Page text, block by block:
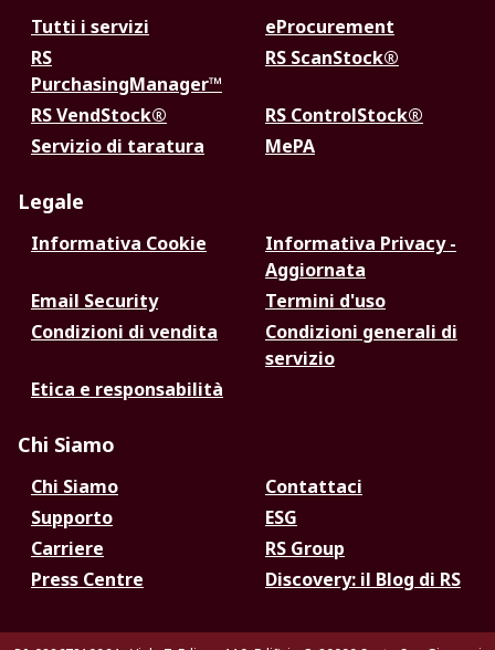
Tutti i servizi
eProcurement
RS
PurchasingManager™
RS ScanStock®
RS VendStock®
RS ControlStock®
Servizio di taratura
MePA
Legale
Informativa Cookie
Informativa Privacy -
Aggiornata
Email Security
Termini d'uso
Condizioni di vendita
Condizioni generali di
servizio
Etica e responsabilità
Chi Siamo
Chi Siamo
Contattaci
Supporto
ESG
Carriere
RS Group
Press Centre
Discovery: il Blog di RS